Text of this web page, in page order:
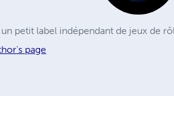
petit label indépendant de jeux de
page